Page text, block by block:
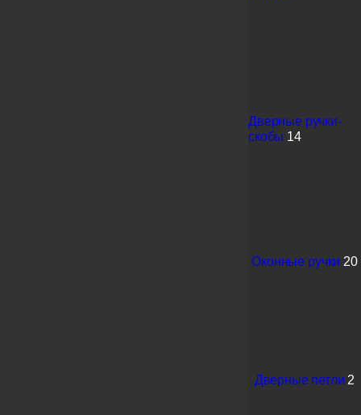
Дверные ручки-
скобы 14
Оконные ручки 20
Дверные петли 2